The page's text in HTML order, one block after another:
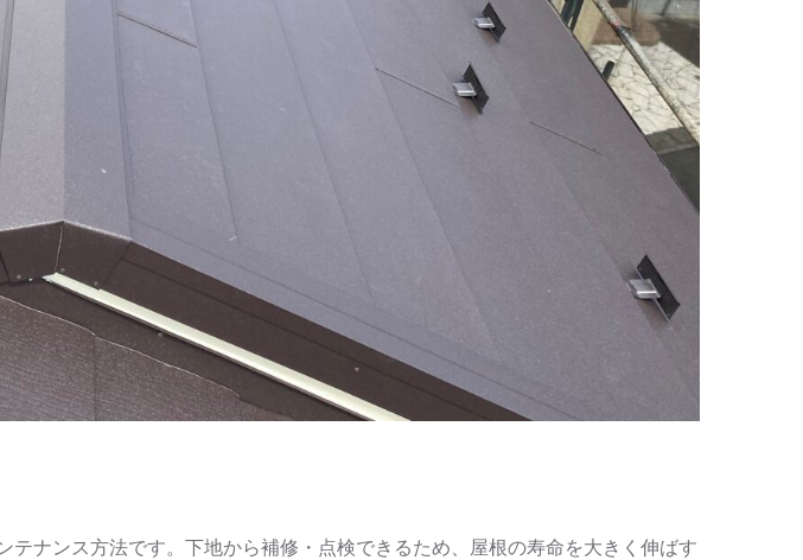
ナンス方法です。下地から補修・点検できるため、屋根の寿命を大きく伸ばす